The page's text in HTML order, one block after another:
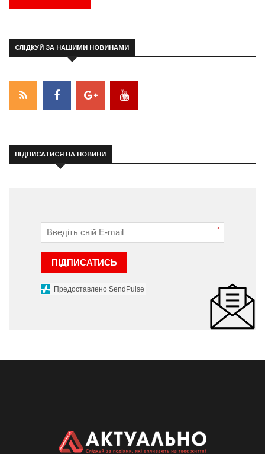
СЛІДКУЙ ЗА НАШИМИ НОВИНАМИ
ПІДПИСАТИСЯ НА НОВИНИ
*
ПІДПИСАТИСЬ
Предоставлено SendPulse